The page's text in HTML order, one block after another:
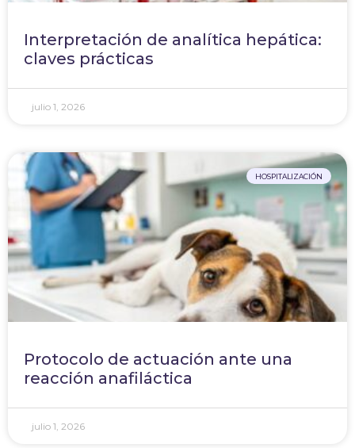
Interpretación de analítica hepática:
claves prácticas
julio 1, 2026
HOSPITALIZACIÓN
Protocolo de actuación ante una
reacción anafiláctica
julio 1, 2026